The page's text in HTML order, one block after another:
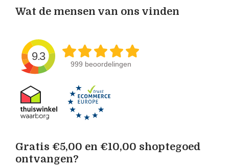
Wat de mensen van ons vinden
9.3
999 beoordelingen
Gratis €5,00 en €10,00 shoptegoed
ontvangen?